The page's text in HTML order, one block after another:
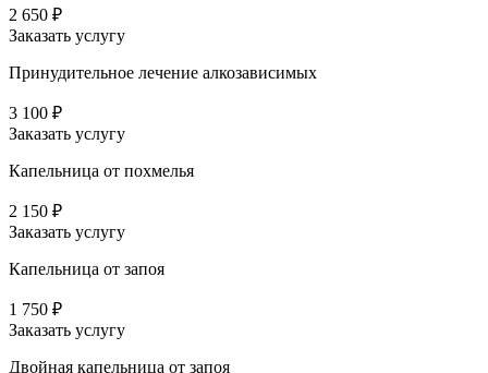
2 650 ₽
Заказать услугу
Принудительное лечение алкозависимых
3 100 ₽
Заказать услугу
Капельница от похмелья
2 150 ₽
Заказать услугу
Капельница от запоя
1 750 ₽
Заказать услугу
Двойная капельница от запоя